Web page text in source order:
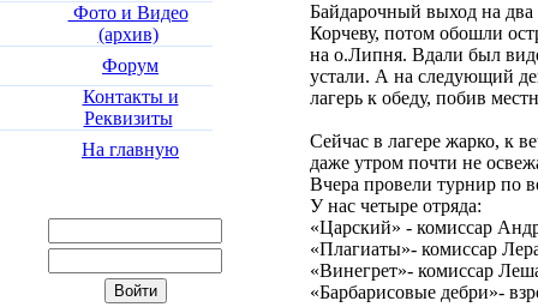
Фото и Видео
(архив)
Форум
Контакты и
Реквизиты
На главную
Байдарочный выход на
Корчеву, потом обошли
на о.Липня. Вдали был
устали. А на следующий
лагерь к обеду, побив
Сейчас в лагере жарко, к
даже утром почти не
Вчера провели турнир по
У нас четыре отряда:
«Царский» - комиссар
«Плагиаты»- комиссар
«Винегрет»- комиссар
«Барбарисовые дебри»-